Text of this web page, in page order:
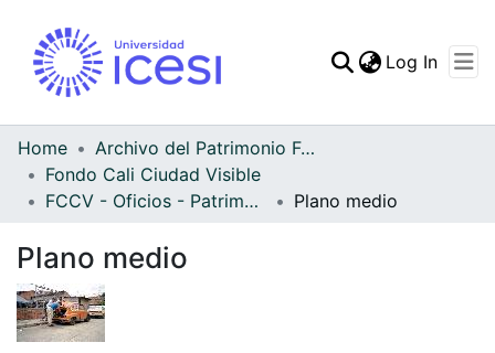
Log In
Home
Archivo del Patrimonio Fotográfico y Fílmico del Valle del Cauca
Fondo Cali Ciudad Visible
FCCV - Oficios - Patrimonial
Plano medio
Plano medio